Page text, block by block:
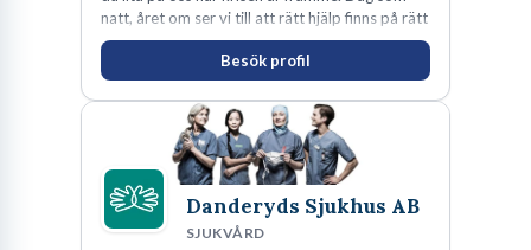
natt, året om ser vi till att rätt hjälp finns på rätt
plats i rätt tid.
Besök profil
Danderyds Sjukhus AB
SJUKVÅRD